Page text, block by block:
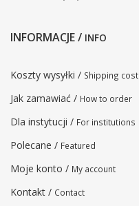
INFORMACJE / INFO
Koszty wysyłki / Shipping cost
Jak zamawiać / How to order
Dla instytucji / For institutions
Polecane / Featured
Moje konto / My account
Kontakt / Contact